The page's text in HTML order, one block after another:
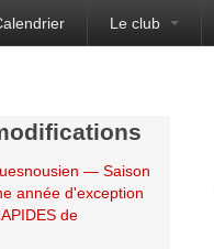
le site de l'Échiquier
Le club
— Saison
année d'exception
de